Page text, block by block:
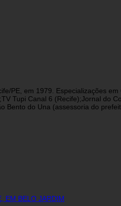
em 1979. Especializações
Tupi Canal 6 (Recife);Jornal do
do Una (assessoria do
EM BELO JARDIM